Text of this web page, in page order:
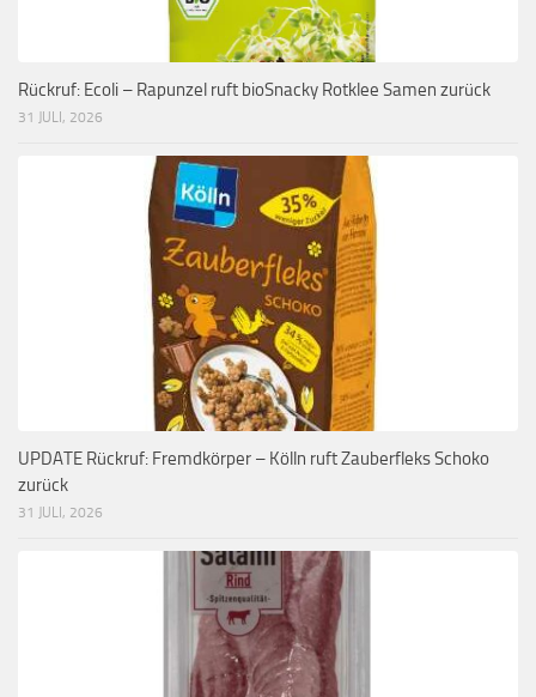
Rückruf: Ecoli – Rapunzel ruft bioSnacky Rotklee Samen zurück
31 JULI, 2026
UPDATE Rückruf: Fremdkörper – Kölln ruft Zauberfleks Schoko
zurück
31 JULI, 2026